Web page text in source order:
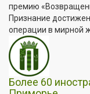
премию
Признание
операции в мирной
Более 60